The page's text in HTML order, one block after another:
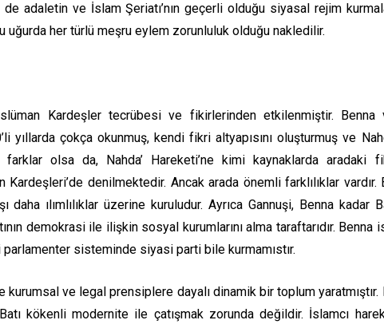
adaletin ve İslam Şeriatı’nın geçerli olduğu siyasal rejim
uğurda her türlü meşru eylem zorunluluk olduğu nakledilir.
Kardeşler tecrübesi ve fikirlerinden etkilenmiştir. Benna
yıllarda çokça okunmuş, kendi fikri altyapısını oluşturmuş ve
olsa da, Nahda’ Hareketi’ne kimi kaynaklarda aradaki
denilmektedir. Ancak arada önemli farklılıklar vardır.
daha ılımlılıklar üzerine kuruludur. Ayrıca Gannuşi, Benna kadar
demokrasi ile ilişkin sosyal kurumlarını alma taraftarıdır. Benna
sisteminde siyasi parti bile kurmamıstır.
kurumsal ve legal prensiplere dayalı dinamik bir toplum yaratmıştır.
Batı kökenli modernite ile çatışmak zorunda değildir. İslamcı